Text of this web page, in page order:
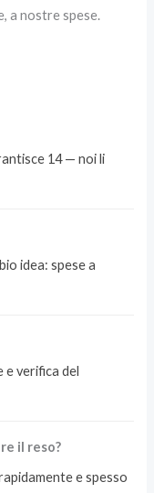
a nostre spese.
14 — noi li
idea: spese a
e verifica del
il reso?
e spesso